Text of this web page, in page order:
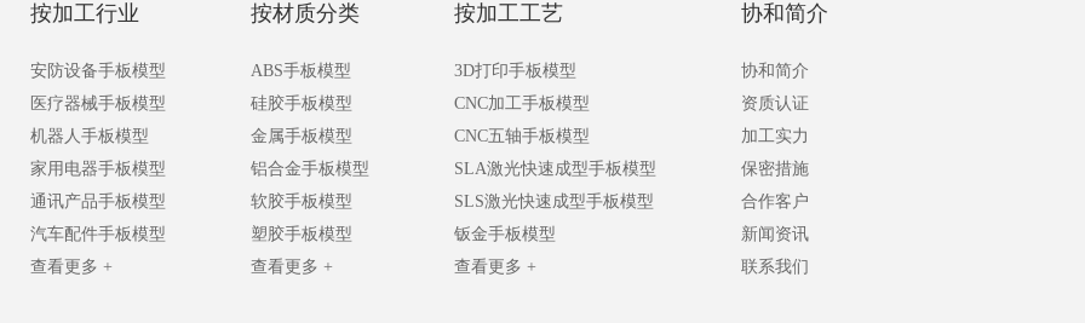
按加工行业
安防设备手板模型
医疗器械手板模型
机器人手板模型
家用电器手板模型
通讯产品手板模型
汽车配件手板模型
查看更多 +
按材质分类
ABS手板模型
硅胶手板模型
金属手板模型
铝合金手板模型
软胶手板模型
塑胶手板模型
查看更多 +
按加工工艺
3D打印手板模型
CNC加工手板模型
CNC五轴手板模型
SLA激光快速成型手板模型
SLS激光快速成型手板模型
钣金手板模型
查看更多 +
协和简介
协和简介
资质认证
加工实力
保密措施
合作客户
新闻资讯
联系我们